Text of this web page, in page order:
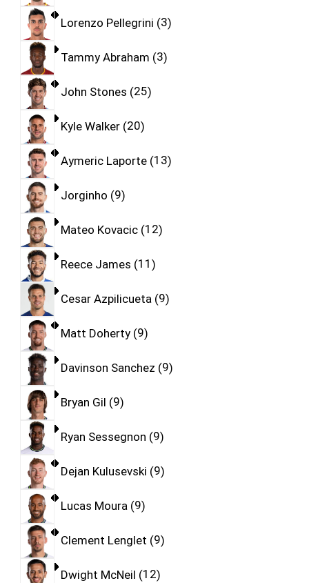
Lorenzo Pellegrini 3
Tammy Abraham 3
John Stones 25
Kyle Walker 20
Aymeric Laporte 13
Jorginho 9
Mateo Kovacic 12
Reece James 11
Cesar Azpilicueta 9
Matt Doherty 9
Davinson Sanchez 9
Bryan Gil 9
Ryan Sessegnon 9
Dejan Kulusevski 9
Lucas Moura 9
Clement Lenglet 9
Dwight McNeil 12